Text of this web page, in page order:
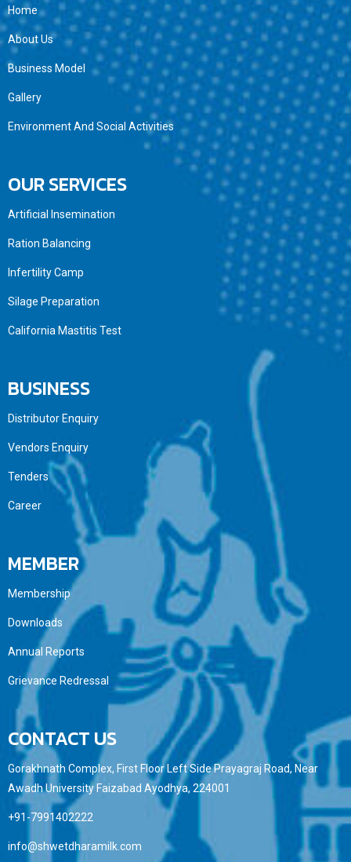
Home
About Us
Business Model
Gallery
Environment And Social Activities
OUR SERVICES
Artificial Insemination
Ration Balancing
Infertility Camp
Silage Preparation
California Mastitis Test
BUSINESS
Distributor Enquiry
Vendors Enquiry
Tenders
Career
MEMBER
Membership
Downloads
Annual Reports
Grievance Redressal
CONTACT US
Gorakhnath Complex, First Floor Left Side Prayagraj Road, Near
Awadh University Faizabad Ayodhya, 224001
+91-7991402222
info@shwetdharamilk.com